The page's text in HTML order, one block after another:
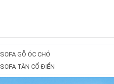
SOFA GỖ ÓC CHÓ
SOFA TÂN CỔ ĐIỂN